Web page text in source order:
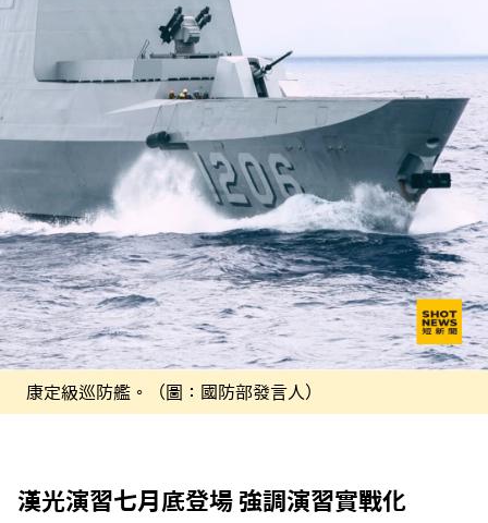
康定級巡防艦。（圖：國防部發言人）
漢光演習七月底登場 強調演習實戰化